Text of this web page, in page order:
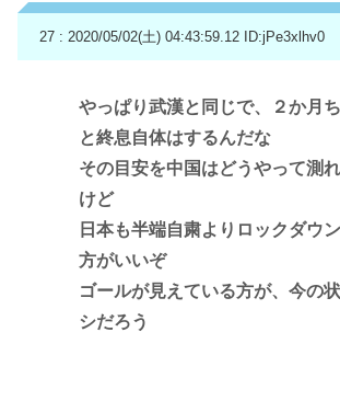
27 : 2020/05/02(土) 04:43:59.12 ID:jPe3xlhv0
やっぱり武漢と同じで、２か月
と終息自体はするんだな
その目安を中国はどうやって測
けど
日本も半端自粛よりロックダウ
方がいいぞ
ゴールが見えている方が、今の
シだろう